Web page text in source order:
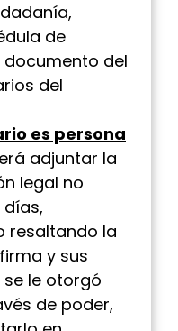
de
del
del
es persona
adjuntar la
legal no
resaltando la
y sus
le otorgó
de poder,